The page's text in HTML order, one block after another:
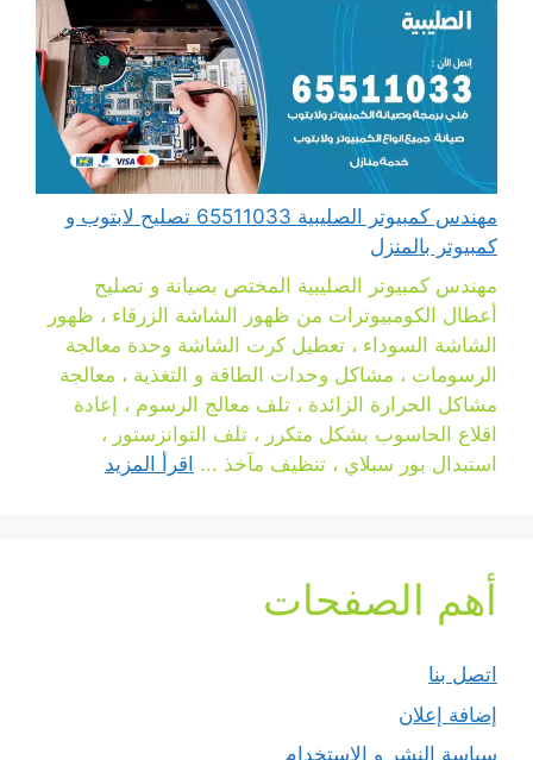
مهندس كمبيوتر الصليبية 65511033 تصليح لابتوب و
كمبيوتر بالمنزل
مهندس كمبيوتر الصليبية المختص بصيانة و تصليح
أعطال الكومبيوترات من ظهور الشاشة الزرقاء ، ظهور
الشاشة السوداء ، تعطيل كرت الشاشة وحدة معالجة
الرسومات ، مشاكل وحدات الطاقة و التغذية ، معالجة
مشاكل الحرارة الزائدة ، تلف معالج الرسوم ، إعادة
اقلاع الحاسوب بشكل متكرر ، تلف التوانزستور ،
استبدال بور سبلاي ، تنظيف مآخذ ... اقرأ المزيد
أهم الصفحات
اتصل بنا
إضافة إعلان
سياسة النشر و الاستخدام